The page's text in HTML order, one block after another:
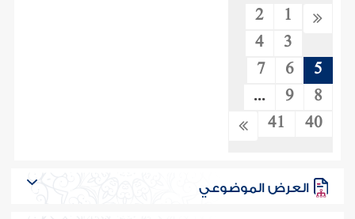
1
2
3
4
5
6
7
8
9
...
40
41
العرض الموضوعي